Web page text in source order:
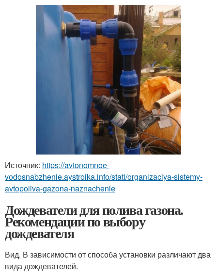
Источник: https://avtonomnoe-
vodosnabzhenie.aystroika.info/stati/organizaciya-sistemy-
avtopoliva-gazona-naznachenie
Дождеватели для полива газона.
Рекомендации по выбору
дождевателя
Вид. В зависимости от способа установки различают два
вида дождевателей.